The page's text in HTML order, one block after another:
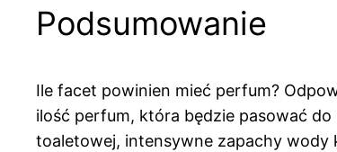
Podsumowanie
Ile facet powinien mieć perfum?
ilość perfum, która będzie pasować
toaletowej, intensywne zapachy wody